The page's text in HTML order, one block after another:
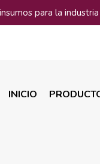
para la
INICIO